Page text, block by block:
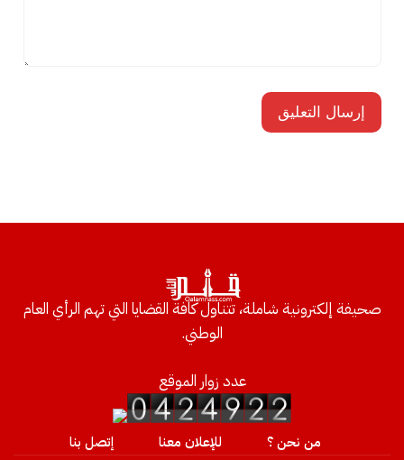
صحيفة إلكترونية شاملة، تتناول كافة القضايا التي تهم الرأي العام
الوطني.
عدد زوار الموقع
من نحن ؟ للإعلان معنا إتصل بنا